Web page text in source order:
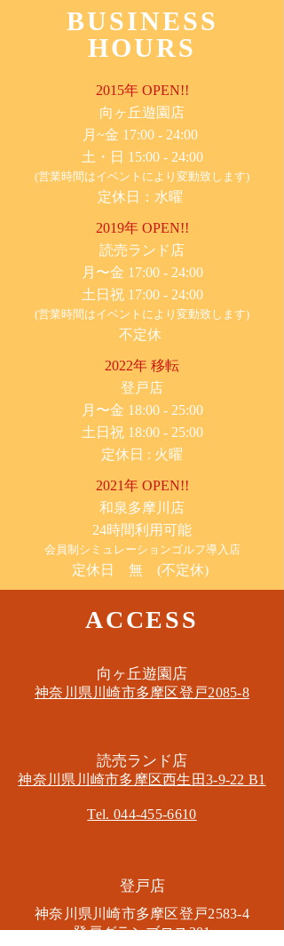
BUSINESS
HOURS
2015年 OPEN!!
​向ヶ丘遊園店
月~金 17:00 - 24:00
土・日 15:00 - 24:00
(営業時間はイベントにより変動致します)
定休日：水曜
2019年 OPEN!!
​読売ランド店
月〜金 17:00 - 24:00
土日祝 17:00 - 24:00
(営業時間はイベントにより変動致します)
不定休
2022年 移転
​登戸店
月〜金 18:00 - 25:00
土日祝 18:00 - 25:00
​定休日 : 火曜
2021年 OPEN!!
​和泉多摩川店
24時間利用可能
​会員制シミュレーションゴルフ導入店
定休日 無 (不定休)
ACCESS
​向ヶ丘遊園店
神奈川県川崎市多摩区​登戸2085-8
​読売ランド店
神奈川県川崎市多摩区​西生田3-9-22 B1
Tel. 044-455-6610
​登戸店
神奈川県川崎市多摩区​登戸2583-4
​登戸グランブロス301